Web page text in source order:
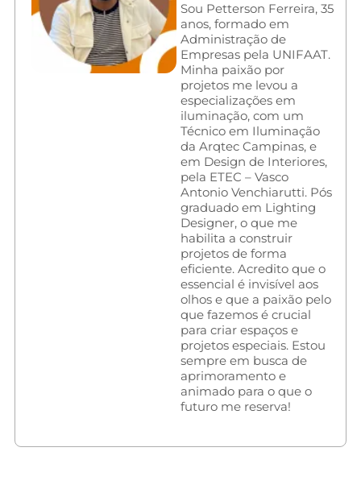
Sou Petterson Ferreira, 35
anos, formado em
Administração de
Empresas pela UNIFAAT.
Minha paixão por
projetos me levou a
especializações em
iluminação, com um
Técnico em Iluminação
da Arqtec Campinas, e
em Design de Interiores,
pela ETEC – Vasco
Antonio Venchiarutti. Pós
graduado em Lighting
Designer, o que me
habilita a construir
projetos de forma
eficiente. Acredito que o
essencial é invisível aos
olhos e que a paixão pelo
que fazemos é crucial
para criar espaços e
projetos especiais. Estou
sempre em busca de
aprimoramento e
animado para o que o
futuro me reserva!